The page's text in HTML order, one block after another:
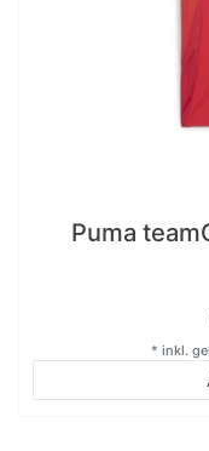
Puma
* inkl.